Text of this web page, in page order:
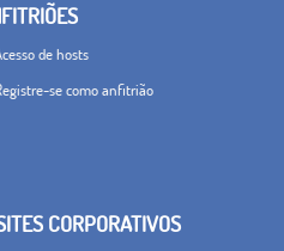
de hosts
se como anfitrião
CORPORATIVOS